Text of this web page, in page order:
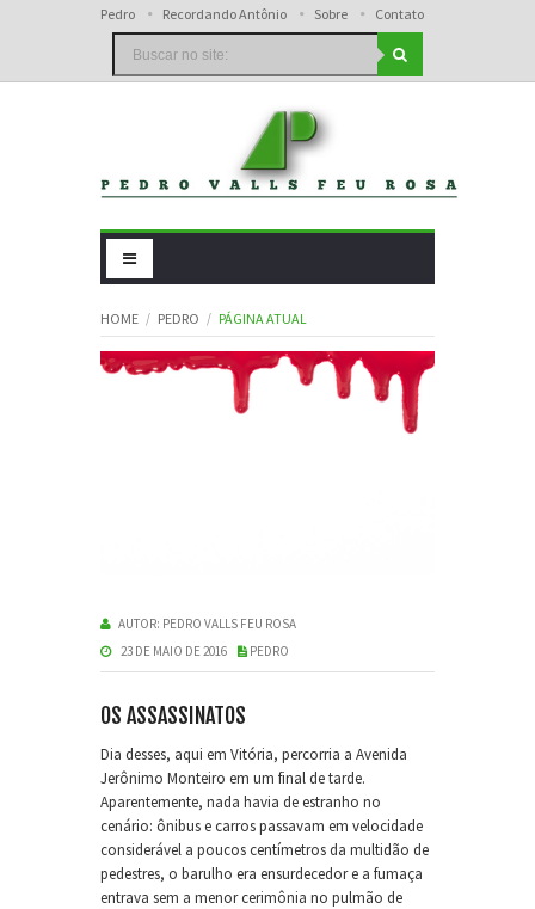
Pedro Recordando Antônio Sobre Contato
HOME PEDRO PÁGINA ATUAL
AUTOR: PEDRO VALLS FEU ROSA
23 DE MAIO DE 2016
PEDRO
OS ASSASSINATOS
Dia desses, aqui em Vitória, percorria a Avenida
Jerônimo Monteiro em um final de tarde.
Aparentemente, nada havia de estranho no
cenário: ônibus e carros passavam em velocidade
considerável a poucos centímetros da multidão de
pedestres, o barulho era ensurdecedor e a fumaça
entrava sem a menor cerimônia no pulmão de